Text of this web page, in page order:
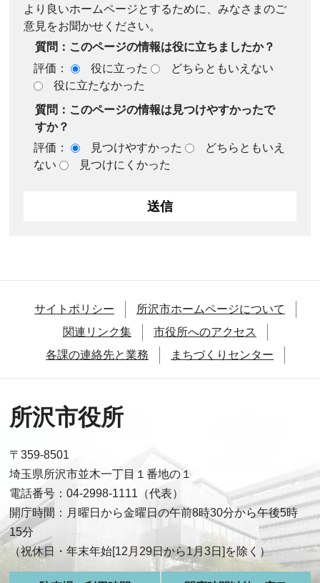
より良いホームページとするために、みなさまのご
意見をお聞かせください。
質問：このページの情報は役に立ちましたか？
評価：
役に立った
どちらともいえない
役に立たなかった
質問：このページの情報は見つけやすかったで
すか？
評価：
見つけやすかった
どちらともいえ
ない
見つけにくかった
サイトポリシー
所沢市ホームページについて
関連リンク集
市役所へのアクセス
各課の連絡先と業務
まちづくりセンター
所沢市役所
〒359-8501
埼玉県所沢市並木一丁目１番地の１
電話番号：04-2998-1111（代表）
開庁時間：月曜日から金曜日の午前8時30分から午後5時
15分
（祝休日・年末年始[12月29日から1月3日]を除く）